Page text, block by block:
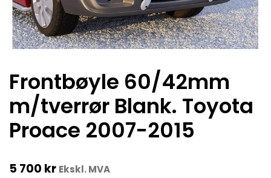
Frontbøyle 60/42mm
m/tverrør Blank. Toyota
Proace 2007-2015
5 700 kr Ekskl. MVA